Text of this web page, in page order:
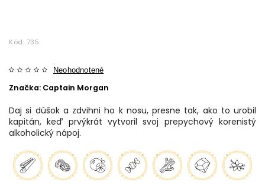
Kód: 735
Neohodnotené
Značka: Captain Morgan
Daj si dúšok a zdvihni ho k nosu, presne tak, ako to urobil
kapitán, keď prvýkrát vytvoril svoj prepychový korenistý
alkoholický nápoj.